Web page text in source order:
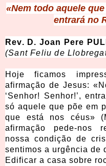
«Nem todo aquele
entrará no
Rev. D. Joan Pere
(Sant Feliu de
Hoje ficamos
afirmação de Jesus:
‘Senhor! Senhor!’,
só aquele que põe em
que está nos céus»
afirmação pede-nos
nossa condição de
sentimos a urgência de
Edificar a casa sobre